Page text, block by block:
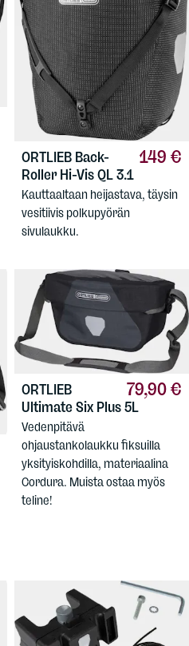
149 €
ORTLIEB Back-
Roller Hi-Vis QL 3.1
Kauttaaltaan heijastava, täysin
vesitiivis polkupyörän
sivulaukku.
79,90 €
ORTLIEB
Ultimate Six Plus 5L
Vedenpitävä
ohjaustankolaukku fiksuilla
yksityiskohdilla, materiaalina
Cordura. Muista ostaa myös
teline!